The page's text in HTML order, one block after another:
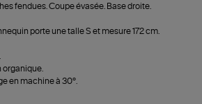
fendues. Coupe évasée. Base droite.
porte une talle S et mesure 172 cm.
organique.
en machine à 30°.